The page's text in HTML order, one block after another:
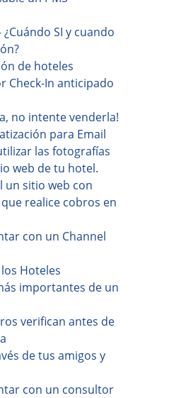
¿Cuándo SI y cuando
de hoteles
Check-In anticipado
no intente venderla!
para Email
las fotografías
web de tu hotel.
un sitio web con
realice cobros en
con un Channel
Hoteles
importantes de un
verifican antes de
de tus amigos y
con un consultor